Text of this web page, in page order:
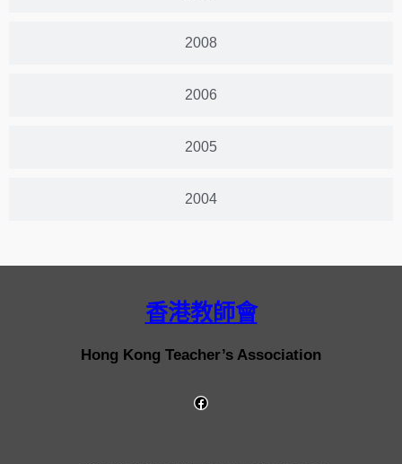
2008
2006
2005
2004
香港教師會
Hong Kong Teacher’s Association